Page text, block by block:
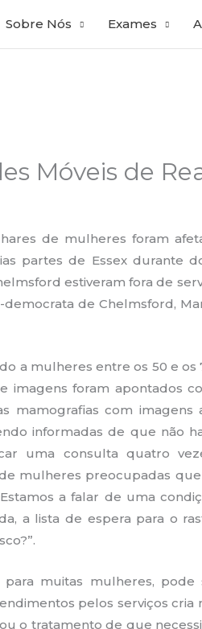
Sobre Nós Exames
Móveis de
de mulheres foram
partes de Essex durante
estiveram fora de
de Chelmsford,
a mulheres entre os 50 e os
imagens foram apontados
mamografias com imagens
informadas de que não
uma consulta quatro
mulheres preocupadas que
a falar de uma
a lista de espera para o
para muitas mulheres,
pelos serviços
o tratamento de que